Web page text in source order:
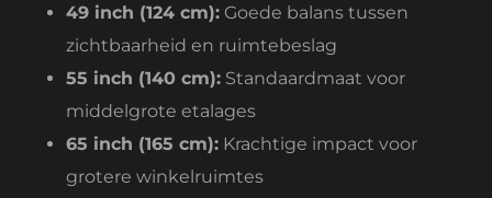
49 inch (124 cm): Goede balans tussen
zichtbaarheid en ruimtebeslag
55 inch (140 cm): Standaardmaat voor
middelgrote etalages
65 inch (165 cm): Krachtige impact voor
grotere winkelruimtes